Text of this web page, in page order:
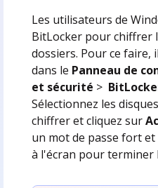
Les utilisateurs de
BitLocker pour chiffrer
dossiers. Pour ce faire,
dans le Panneau de
et sécurité >
Sélectionnez les
chiffrer et cliquez sur
un mot de passe fort
à l'écran pour terminer